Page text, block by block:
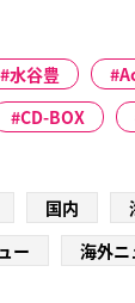
水谷豊
CD-BOX
国内
ー 海外ニ